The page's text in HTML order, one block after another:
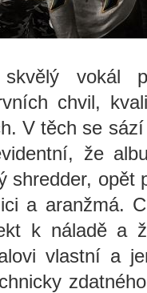
vokál
chvil,
V těch se
že
shredder, opět
a aranžmá.
k náladě a
vlastní a